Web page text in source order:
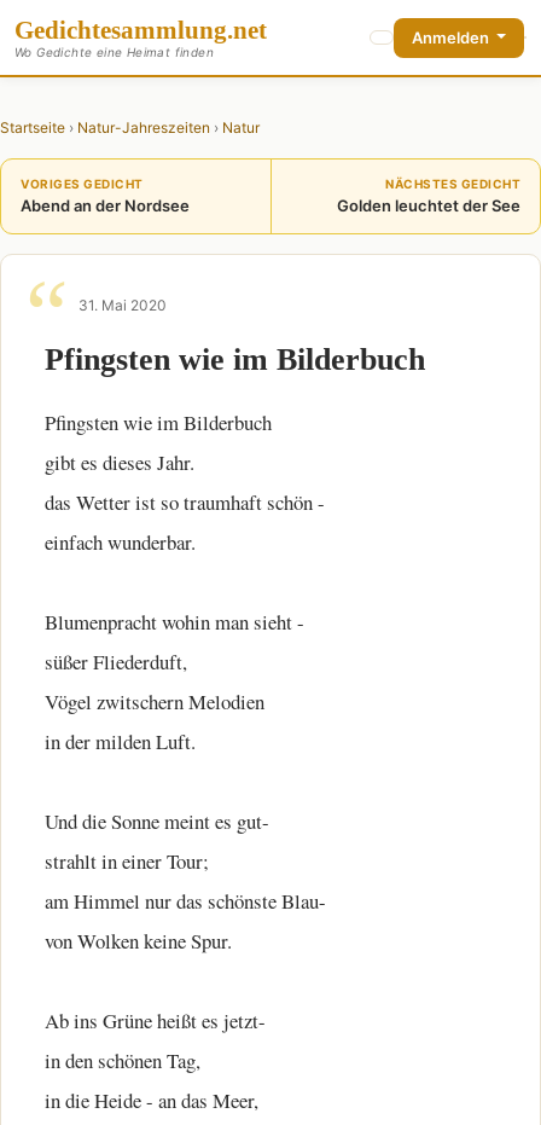
Gedichtesammlung.net
Wo Gedichte eine Heimat finden
Anmelden
Startseite › Natur-Jahreszeiten › Natur
VORIGES GEDICHT
Abend an der Nordsee
NÄCHSTES GEDICHT
Golden leuchtet der See
31. Mai 2020
Pfingsten wie im Bilderbuch
Pfingsten wie im Bilderbuch
gibt es dieses Jahr.
das Wetter ist so traumhaft schön -
einfach wunderbar.
Blumenpracht wohin man sieht -
süßer Fliederduft,
Vögel zwitschern Melodien
in der milden Luft.
Und die Sonne meint es gut-
strahlt in einer Tour;
am Himmel nur das schönste Blau-
von Wolken keine Spur.
Ab ins Grüne heißt es jetzt-
in den schönen Tag,
in die Heide - an das Meer,